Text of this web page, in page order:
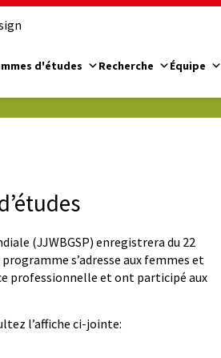
d'études Recherche Équipe
(JJWBGSP) enregistrera du 22
s’adresse aux femmes et
professionnelle et ont participé aux
l’affiche ci-jointe: